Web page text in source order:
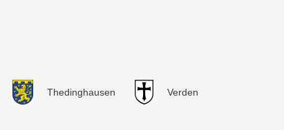
Thedinghausen Verden